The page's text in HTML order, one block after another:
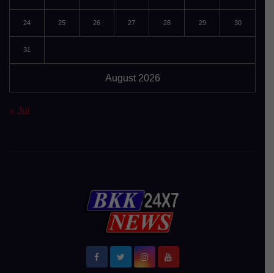
August 2026
24 25 26 27 28 29 30
31
« Jul